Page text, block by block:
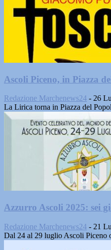
Ascoli Piceno, in Piazza
Redazione Marchenews24 - 26
La Lirica torna in Piazza del
Azzurro Ascoli 2025: sei
Redazione Marchenews24 - 21
Dal 24 al 29 luglio Ascoli Piceno